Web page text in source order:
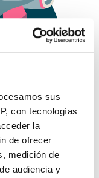
sus
con tecnologías
la
de ofrecer
medición de
audiencia y
como
aquí.